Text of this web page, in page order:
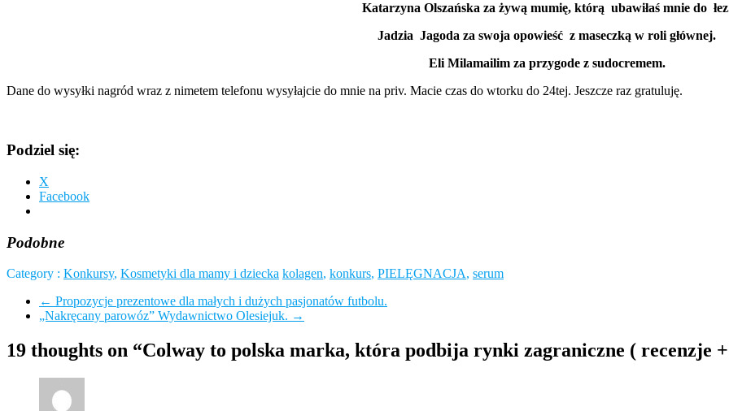
Katarzyna Olszańska za żywą mumię, którą ubawiłaś mnie do
Jadzia Jagoda za swoja opowieść z maseczką w roli głównej.
Eli Milamailim za przygode z sudocremem.
Dane do wysyłki nagród wraz z nimetem telefonu wysyłajcie do mnie na priv. Macie czas do wtorku do 24tej. Jeszcze raz gratuluję.
Podziel się:
X
Facebook
Podobne
Category : Konkursy, Kosmetyki dla mamy i dziecka kolagen, konkurs, PIELĘGNACJA, serum
← Propozycje prezentowe dla małych i dużych pasjonatów futbolu.
„Nakręcany parowóz” Wydawnictwo Olesiejuk. →
19 thoughts on “Colway to polska marka, która podbija rynki zagraniczne ( recenzje